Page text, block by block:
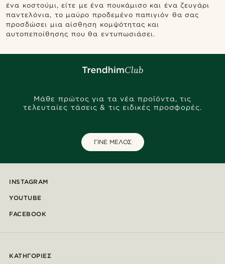
ένα κοστούμι, είτε με ένα πουκάμισο και ένα ζευγάρι
παντελόνια, το μαύρο προδεμένο παπιγιόν θα σας
προσδώσει μια αίσθηση κομψότητας και
αυτοπεποίθησης που θα εντυπωσιάσει.
Μάθε πρώτος για τα νέα προϊόντα, τις
τελευταίες τάσεις & τις ειδικές προσφορές.
ΓΙΝΕ ΜΕΛΟΣ
INSTAGRAM
YOUTUBE
FACEBOOK
ΚΑΤΗΓΟΡΊΕΣ